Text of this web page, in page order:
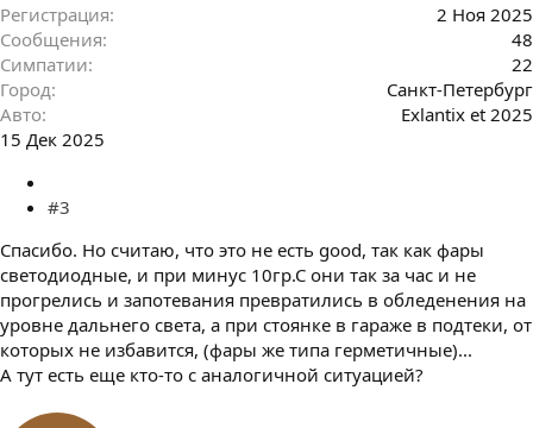
Регистрация
2 Ноя 2025
Сообщения
48
Симпатии
22
Город
Санкт-Петербург
Авто
Exlantix et 2025
15 Дек 2025
#3
Спасибо. Но считаю, что это не есть good, так как фары
светодиодные, и при минус 10гр.С они так за час и не
прогрелись и запотевания превратились в обледенения на
уровне дальнего света, а при стоянке в гараже в подтеки, от
которых не избавится, (фары же типа герметичные)...
А тут есть еще кто-то с аналогичной ситуацией?